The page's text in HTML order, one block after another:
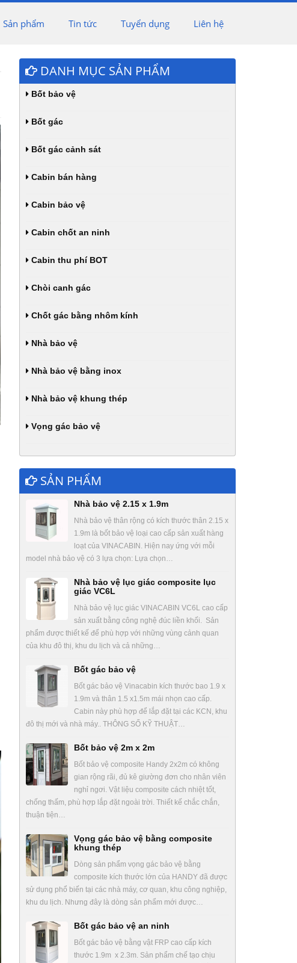
Sản phẩm Tin tức Tuyển dụng Liên hệ
DANH MỤC SẢN PHẨM
Bốt bảo vệ
Bốt gác
Bốt gác cảnh sát
Cabin bán hàng
Cabin bảo vệ
Cabin chốt an ninh
Cabin thu phí BOT
Chòi canh gác
Chốt gác bằng nhôm kính
Nhà bảo vệ
Nhà bảo vệ bằng inox
Nhà bảo vệ khung thép
Vọng gác bảo vệ
SẢN PHẨM
Nhà bảo vệ 2.15 x 1.9m
Nhà bảo vệ thân rộng có kích thước thân 2.15 x
1.9m là bốt bảo vệ loại cao cấp sản xuất hàng
loạt của VINACABIN. Hiện nay ứng với mỗi
model nhà bảo vệ có 3 lựa chọn: Lựa chọn…
Nhà bảo vệ lục giác composite lục
giác VC6L
Nhà bảo vệ lục giác VINACABIN VC6L cao cấp
sản xuất bằng công nghệ đúc liền khối. Sản
phẩm được thiết kế để phù hợp với những vùng cảnh quan
của khu đô thị, khu du lịch và cả những…
Bốt gác bảo vệ
Bốt gác bảo vệ Vinacabin kích thước bao 1.9 x
1.9m và thân 1.5 x1.5m mái nhọn cao cấp.
Cabin này phù hợp để lắp đặt tại các KCN, khu
đô thị mới và nhà máy.. THÔNG SỐ KỸ THUẬT…
Bốt bảo vệ 2m x 2m
Bốt bảo vệ composite Handy 2x2m có không
gian rộng rãi, đủ kê giường đơn cho nhân viên
nghỉ ngơi. Vật liệu composite cách nhiệt tốt,
chống thấm, phù hợp lắp đặt ngoài trời. Thiết kế chắc chắn,
thuận tiện…
Vọng gác bảo vệ bằng composite
khung thép
Dòng sản phẩm vọng gác bảo vệ bằng
composite kích thước lớn của HANDY đã được
sử dụng phổ biến tại các nhà máy, cơ quan, khu công nghiệp,
khu du lịch. Nhưng đây là dòng sản phẩm mới được…
Bốt gác bảo vệ an ninh
Bốt gác bảo vệ bằng vật FRP cao cấp kích
thước 1.9m x 2.3m. Sản phẩm chế tạo chịu